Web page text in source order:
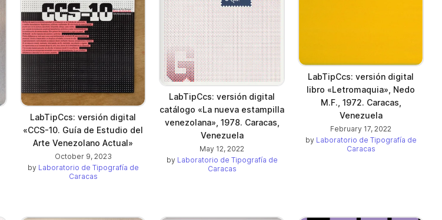
LabTipCcs: versión digital
«CCS-10. Guía de Estudio del
Arte Venezolano Actual»
October 9, 2023
by Laboratorio de Tipografía de
Caracas
LabTipCcs: versión digital
catálogo «La nueva estampilla
venezolana», 1978. Caracas,
Venezuela
May 12, 2022
by Laboratorio de Tipografía de
Caracas
LabTipCcs: versión digital
libro «Letromaquia», Nedo
M.F., 1972. Caracas,
Venezuela
February 17, 2022
by Laboratorio de Tipografía de
Caracas